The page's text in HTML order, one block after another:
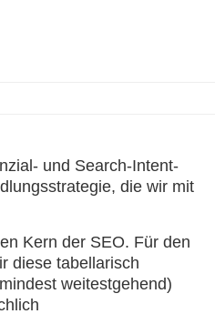
und Search-Intent-
die wir mit
Kern der SEO. Für den
diese tabellarisch
weitestgehend)